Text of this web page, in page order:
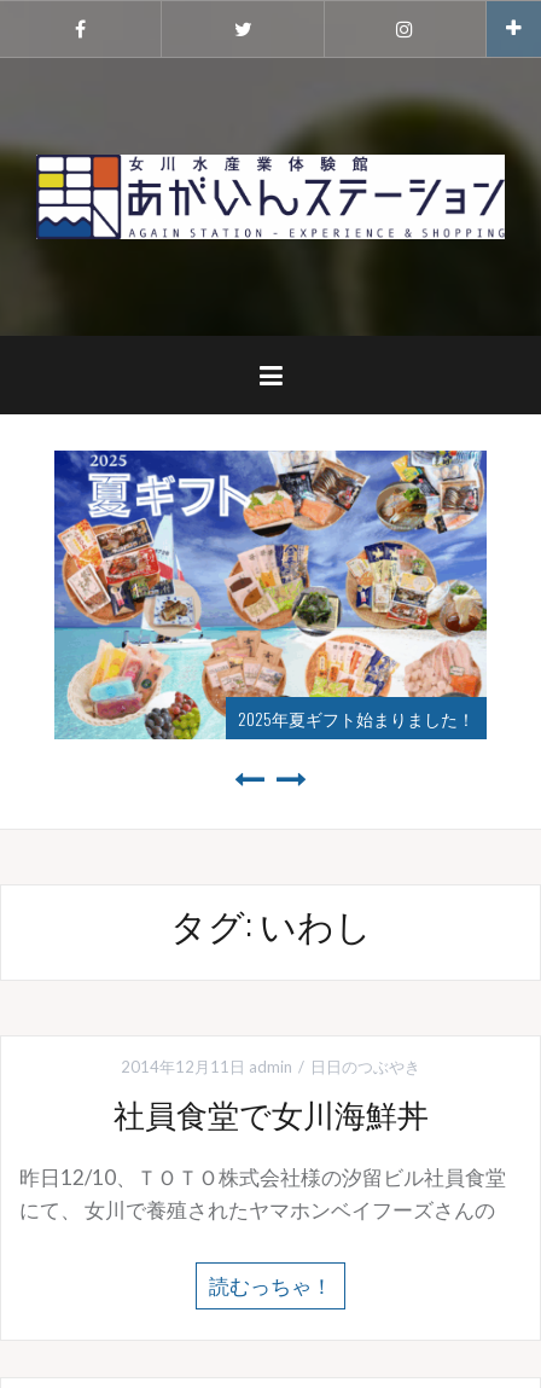
ツ
2025年夏ギフト始まりました！
タグ: いわし
2014年12月11日 admin 日日のつぶやき
社員食堂で女川海鮮丼
昨日12/10、ＴＯＴＯ株式会社様の汐留ビル社員食堂
にて、 女川で養殖されたヤマホンベイフーズさんの
読むっちゃ！